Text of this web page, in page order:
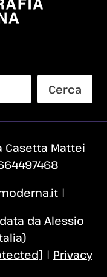
Cerca
Casetta Mattei
|
da Alessio
| Privacy